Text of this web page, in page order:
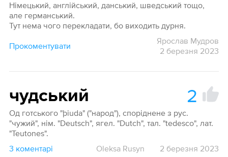
Німецький, англійський, данський, шведський тощо,
але германський.
Тут нема чого перекладати, бо виходить дурня.
Прокоментувати
Ярослав Мудров
2 березня 2023
чудський 2
Од готського "þiudа" ("народ"), споріднене з рус.
"чужий", нім. "Deutsch", ягел. "Dutch", тал. "tedesco", лат.
"Teutones".
3 коментарі
Oleksa Rusyn 2 березня 2023